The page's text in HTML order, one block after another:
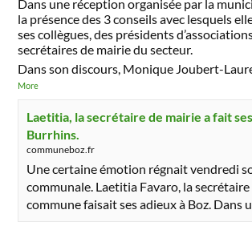
Dans une réception organisée par la
la présence des 3 conseils avec lesquels
ses collègues, des présidents
secrétaires de mairie du secteur.
Dans son discours, Monique Joubert-
More
Laetitia, la secrétaire de mairie a fait
Burrhins.
communeboz.fr
Une certaine émotion régnait vendredi
communale. Laetitia Favaro, la secrétaire
commune faisait ses adieux à Boz. Dans